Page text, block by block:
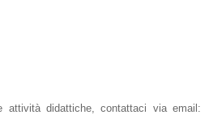
attività didattiche, contattaci via email: